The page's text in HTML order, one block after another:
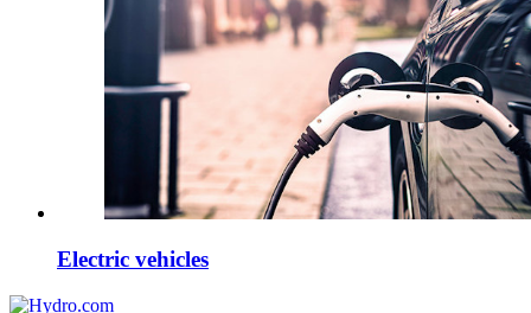
Electric vehicles